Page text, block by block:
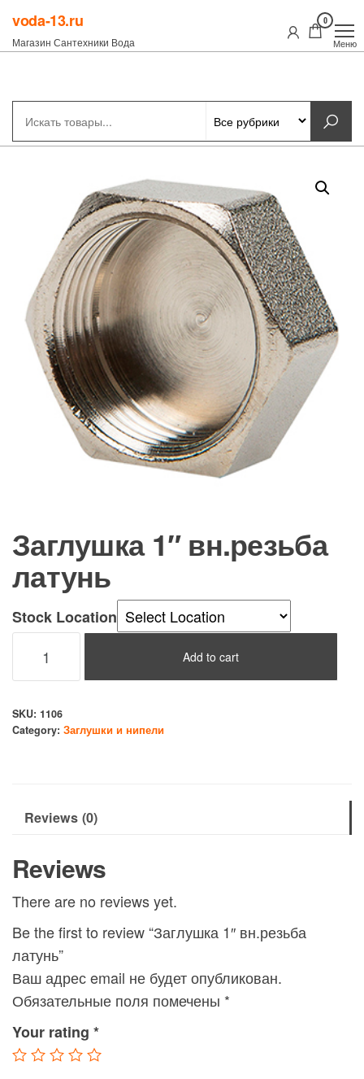
Перейти
содержимому
voda-13.ru
Магазин Сантехники Вода
0
Меню
Заглушка 1″ вн.резьба
латунь
Stock Location
вн.резьба
латунь
quantity
Add to cart
SKU: 1106
Category: Заглушки и нипели
Reviews (0)
Reviews
There are no reviews yet.
Be the first to review “Заглушка 1″ вн.резьба
латунь”
Ваш адрес email не будет опубликован.
Обязательные поля помечены *
Your rating *